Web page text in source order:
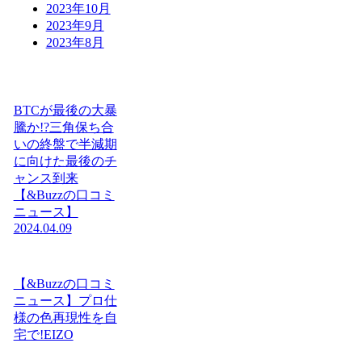
2023年10月
2023年9月
2023年8月
BTCが最後の大暴
騰か!?三角保ち合
いの終盤で半減期
に向けた最後のチ
ャンス到来
【&Buzzの口コミ
ニュース】
2024.04.09
【&Buzzの口コミ
ニュース】プロ仕
様の色再現性を自
宅で!EIZO